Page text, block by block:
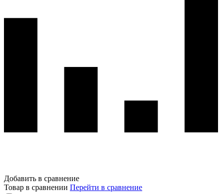
Добавить в сравнение
Товар в сравнении Перейти в сравнение